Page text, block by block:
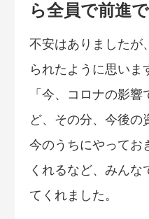
ら全員で前進
不安はありましたが
られたように思いま
「今、コロナの影
ど、その分、今後の
今のうちにやってお
くれるなど、みんな
てくれました。